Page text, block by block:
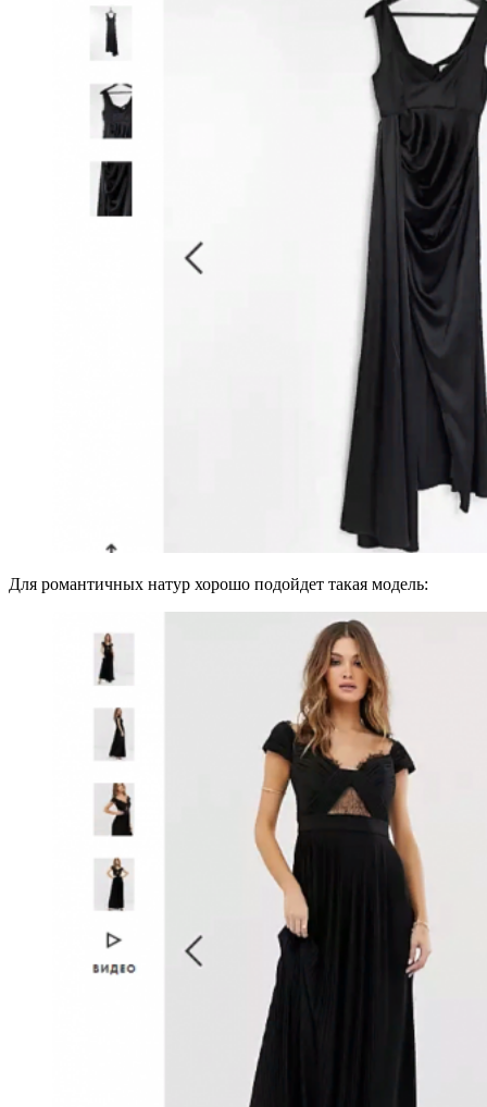
Для романтичных натур хорошо подойдет такая модель: